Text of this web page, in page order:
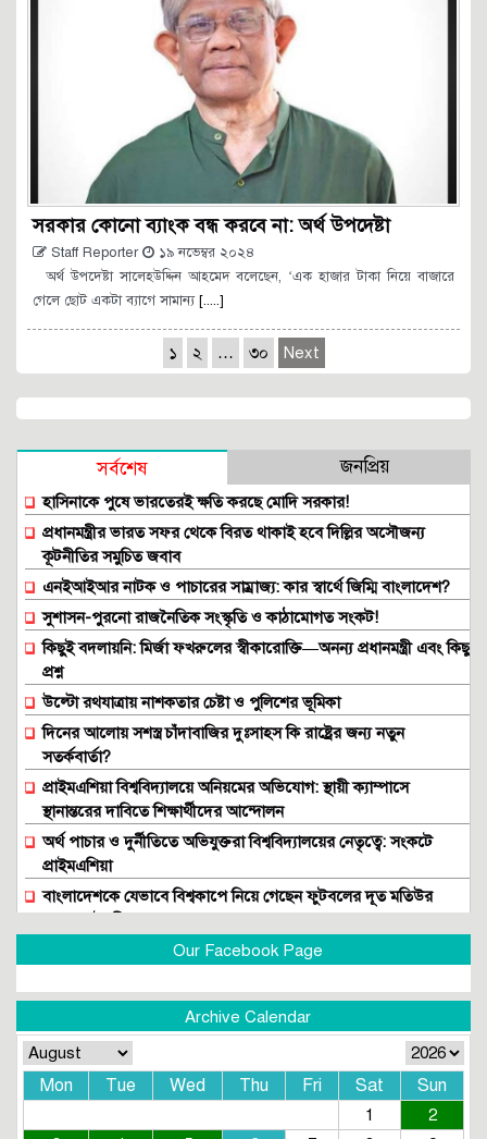
সরকার কোনো ব্যাংক বন্ধ করবে না: অর্থ উপদেষ্টা
Staff Reporter
১৯ নভেম্বর ২০২৪
অর্থ উপদেষ্টা সালেহউদ্দিন আহমেদ বলেছেন, ‘এক হাজার টাকা নিয়ে বাজারে
গেলে ছোট একটা ব্যাগে সামান্য[.....]
১ ২ … ৩০ Next
সর্বশেষ জনপ্রিয়
হাসিনাকে পুষে ভারতেরই ক্ষতি করছে মোদি সরকার!
প্রধানমন্ত্রীর ভারত সফর থেকে বিরত থাকাই হবে দিল্লির অসৌজন্য
কূটনীতির সমুচিত জবাব
এনইআইআর নাটক ও পাচারের সাম্রাজ্য: কার স্বার্থে জিম্মি বাংলাদেশ?
সুশাসন-পুরনো রাজনৈতিক সংস্কৃতি ও কাঠামোগত সংকট!
কিছুই বদলায়নি: মির্জা ফখরুলের স্বীকারোক্তি—অনন্য প্রধানমন্ত্রী এবং কিছু
প্রশ্ন
উল্টো রথযাত্রায় নাশকতার চেষ্টা ও পুলিশের ভূমিকা
দিনের আলোয় সশস্ত্র চাঁদাবাজির দুঃসাহস কি রাষ্ট্রের জন্য নতুন
সতর্কবার্তা?
প্রাইমএশিয়া বিশ্ববিদ্যালয়ে অনিয়মের অভিযোগ: স্থায়ী ক্যাম্পাসে
স্থানান্তরের দাবিতে শিক্ষার্থীদের আন্দোলন
অর্থ পাচার ও দুর্নীতিতে অভিযুক্তরা বিশ্ববিদ্যালয়ের নেতৃত্বে: সংকটে
প্রাইমএশিয়া
বাংলাদেশকে যেভাবে বিশ্বকাপে নিয়ে গেছেন ফুটবলের দূত মতিউর
বিশ্বকাপ সম্প্রচার: সরকারের লুটপাট ও সাশ্রয়ের গল্প
সরকারকে প্রশ্নবিদ্ধ করতেই কি বিটিভিতে দুর্নীতি-লুটপাটের উৎসব?
আকিজ গ্রুপের আদ্-দ্বীনে শিশু মৃত্যু এবং কিছু প্রশ্ন
কোরবানি পশুর হাট: জনস্বার্থ বিরোধী নীতিমালার সংস্কার জরুরী
পাসপোর্ট অফিসের ঘুষ বাণিজ্য থামছে না কেন?
নৈতিকতার মৃত্যুপুরীতে বাংলাদেশ!
Our Facebook Page
Archive Calendar
Mon Tue Wed Thu Fri Sat Sun
1
2